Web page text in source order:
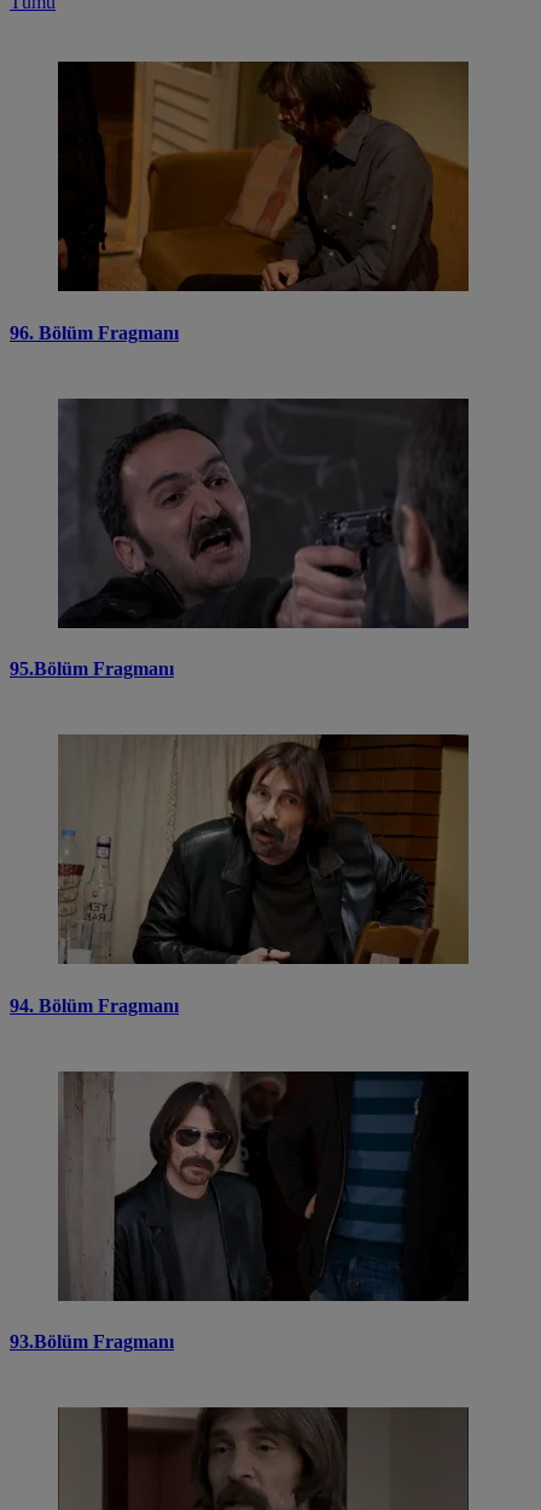
96. Bölüm Fragmanı
95.Bölüm Fragmanı
94. Bölüm Fragmanı
93.Bölüm Fragmanı